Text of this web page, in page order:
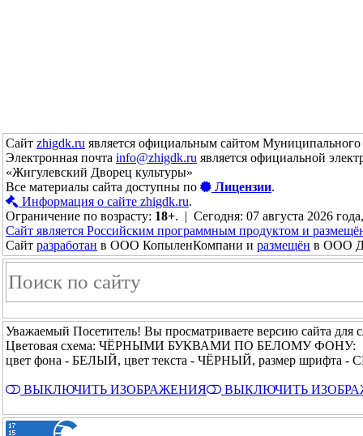
Сайт zhigdk.ru является официальным сайтом
Электронная почта info@zhigdk.ru является официальной
«Жигулевский Дворец культуры»
Все материалы сайта доступны по
Лицензии.
Информация о сайте zhigdk.ru.
Ограничение по возрасту: 18+. | Сегодня: 07 августа 2026
Сайт является Российским программным продуктом и
Сайт разработан в ООО КопыленКомпани и размещён в ООО
Уважаемый Посетитель! Вы просматриваете версию сайта для
Цветовая схема: ЧЁРНЫМИ БУКВАМИ ПО БЕЛОМУ ФОНУ:
цвет фона - БЕЛЫЙ, цвет текста - ЧЁРНЫЙ, размер шрифта -
ВЫКЛЮЧИТЬ ИЗОБРАЖЕНИЯ ВЫКЛЮЧИТЬ